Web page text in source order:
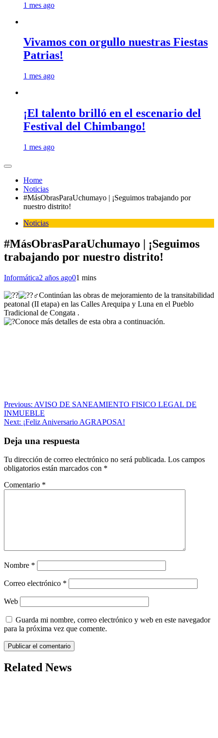
1 mes ago
Vivamos con orgullo nuestras Fiestas
Patrias!
1 mes ago
¡El talento brilló en el escenario del
Festival del Chimbango!
1 mes ago
Home
Noticias
#MásObrasParaUchumayo | ¡Seguimos trabajando por
nuestro distrito!
Noticias
#MásObrasParaUchumayo | ¡Seguimos
trabajando por nuestro distrito!
Informática2 años ago01 mins
Continúan las obras de mejoramiento de la transitabilidad
peatonal (II etapa) en las Calles Arequipa y Luna en el Pueblo
Tradicional de Congata .
Conoce más detalles de esta obra a continuación.
Navegación
de
Previous: AVISO DE SANEAMIENTO FISICO LEGAL DE
INMUEBLE
Next: ¡Feliz Aniversario AGRAPOSA!
Deja una respuesta
Tu dirección de correo electrónico no será publicada. Los campos
obligatorios están marcados con *
Comentario *
Nombre *
Correo electrónico *
Web
Guarda mi nombre, correo electrónico y web en este navegador
para la próxima vez que comente.
Related News